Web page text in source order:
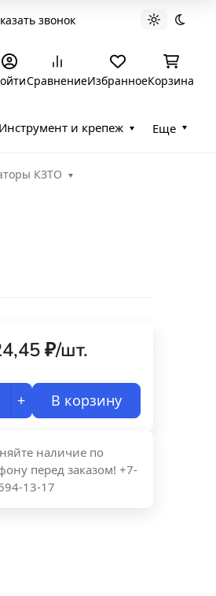
звонок Светлая
СравнениеИзбранноеКорзина
Инструмент и крепеж Еще
КЗТО
₽/шт.
+ В корзину
наличие по
перед заказом! +7-
13-17